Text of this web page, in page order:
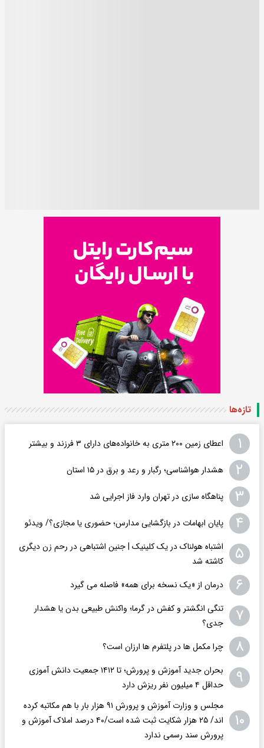
تازه‌ها
۱ اعطای زمین ۲۰۰ متری به خانواده‌های دارای ۳ فرزند و بیشتر
۲ هشدار هواشناسی؛ رگبار و رعد و برق در ۱۵ استان
۳ پناهگاه سازی در تهران وارد فاز اجرایی شد
۴ پایان ابهامات در بازگشایی مدارس؛ حضوری یا مجازی؟/ ویدئو
۵
اشتباه هولناک در یک کلینیک | جنین اشتباهی در رحم زن دیگری
کاشته شد
۶ درمان از «یک نسخه برای همه» فاصله می گیرد
۷
تنگی انگشتر و کفش در گرما؛ واکنش طبیعی بدن یا هشدار
جدی؟
۸ چرا مکمل ها در پلتفرم ها ارزان است؟
۹
بحران جدید آموزش و پرورش؛ تا ۱۴۱۲ جمعیت دانش آموزی
حداقل ۴ میلیون نفر ریزش دارد
۱۰
مجلس و وزارت آموزش و پرورش ۹۱ هزار بار با هم مکاتبه کرده
اند/ ۲۵ هزار شکایت ثبت شده است/۴۰ درصد املاک آموزش و
پرورش سند رسمی ندارد